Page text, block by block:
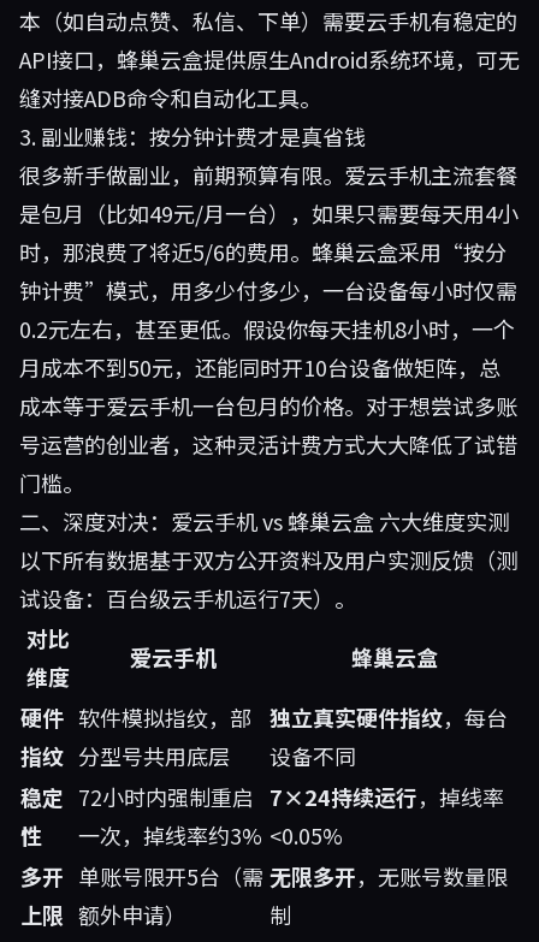
本（如自动点赞、私信、下单）需要云手机有稳定的
API接口，蜂巢云盒提供原生Android系统环境，可无
缝对接ADB命令和自动化工具。
3. 副业赚钱：按分钟计费才是真省钱
很多新手做副业，前期预算有限。爱云手机主流套餐
是包月（比如49元/月一台），如果只需要每天用4小
时，那浪费了将近5/6的费用。蜂巢云盒采用“按分
钟计费”模式，用多少付多少，一台设备每小时仅需
0.2元左右，甚至更低。假设你每天挂机8小时，一个
月成本不到50元，还能同时开10台设备做矩阵，总
成本等于爱云手机一台包月的价格。对于想尝试多账
号运营的创业者，这种灵活计费方式大大降低了试错
门槛。
二、深度对决：爱云手机 vs 蜂巢云盒 六大维度实测
以下所有数据基于双方公开资料及用户实测反馈（测
试设备：百台级云手机运行7天）。
对比
维度
爱云手机
蜂巢云盒
硬件
指纹
软件模拟指纹，部
分型号共用底层
独立真实硬件指纹，每台
设备不同
稳定
性
72小时内强制重启
一次，掉线率约3%
7×24持续运行，掉线率
<0.05%
多开
上限
单账号限开5台（需
额外申请）
无限多开，无账号数量限
制